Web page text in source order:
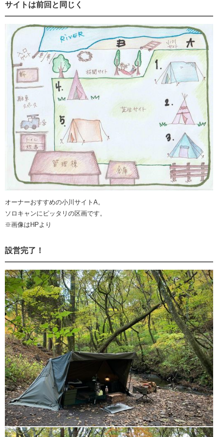
サイトは前回と同じく
オーナーおすすめの小川サイトA。
ソロキャンにピッタリの区画です。
※画像はHPより
設営完了！